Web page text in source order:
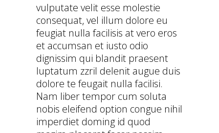
vulputate velit esse molestie
consequat, vel illum dolore eu
feugiat nulla facilisis at vero eros
et accumsan et iusto odio
dignissim qui blandit praesent
luptatum zzril delenit augue duis
dolore te feugait nulla facilisi.
Nam liber tempor cum soluta
nobis eleifend option congue nihil
imperdiet doming id quod